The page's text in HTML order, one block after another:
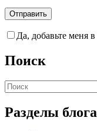
Да, добавьте меня
Поиск
Разделы блога